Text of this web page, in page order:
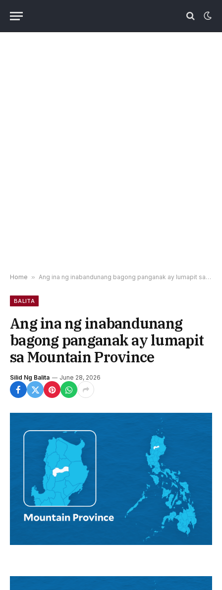
Home » Ang ina ng inabandunang bagong panganak ay lumapit sa Mountain Province
BALITA
Ang ina ng inabandunang
bagong panganak ay lumapit
sa Mountain Province
Silid Ng Balita June 28, 2026